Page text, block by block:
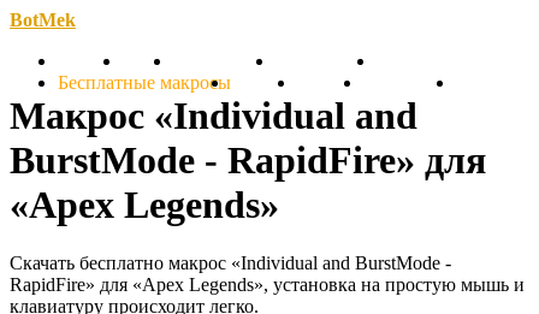
BotMek
Скачать
Обзор Обновления Инструкция
Бесплатные макросы Тарифы Отзывы Поддержка
Макрос «Individual and
BurstMode - RapidFire» для
«Apex Legends»
Скачать бесплатно макрос «Individual and BurstMode -
RapidFire» для «Apex Legends», установка на простую мышь и
клавиатуру происходит легко.